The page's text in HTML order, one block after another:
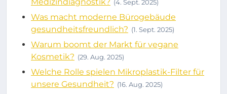
(4. Sept. 2025)
Was macht moderne Bürogebäude
gesundheitsfreundlich? (1. Sept. 2025)
Warum boomt der Markt für vegane
Kosmetik? (29. Aug. 2025)
Welche Rolle spielen Mikroplastik-Filter für
unsere Gesundheit? (16. Aug. 2025)